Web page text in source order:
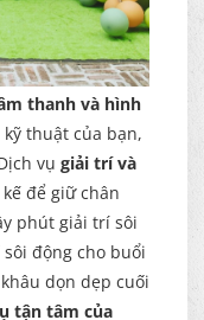
thanh và hình
thuật của bạn,
vụ giải trí và
để giữ chân
phút giải trí sôi
động cho buổi
dọn dẹp cuối
tận tâm của